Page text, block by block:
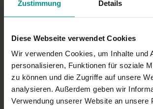
Zustimmung Details
Diese Webseite verwendet Cookies
Wir verwenden Cookies, um Inhalte und
personalisieren, Funktionen für soziale
zu können und die Zugriffe auf unsere
analysieren. Außerdem geben wir
Verwendung unserer Website an unsere
Mehr laden